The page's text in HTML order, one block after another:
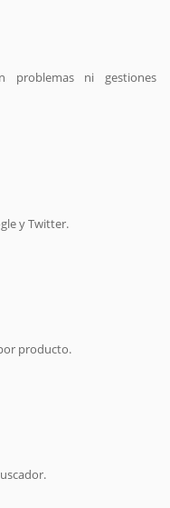
problemas ni gestiones
y Twitter.
producto.